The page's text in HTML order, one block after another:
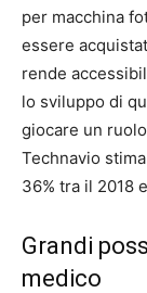
per macchina
essere
rende
lo sviluppo di
giocare un
Technavio
36% tra il 2018
Grandi
medico